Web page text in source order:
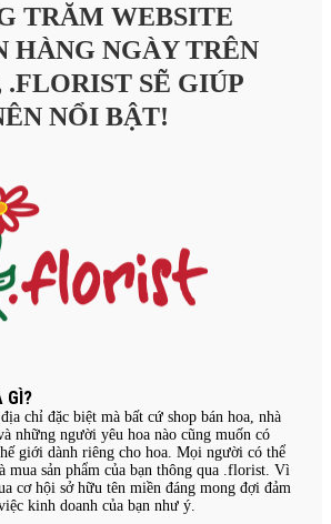
TRĂM WEBSITE
HÀNG NGÀY TRÊN
SẼ GIÚP
NỔI BẬT!
GÌ?
chỉ đặc biệt mà bất cứ shop bán hoa, nhà
những người yêu hoa nào cũng muốn có
giới dành riêng cho hoa. Mọi người có thể
mua sản phẩm của bạn thông qua .florist. Vì
cơ hội sở hữu tên miền đáng mong đợi đảm
kinh doanh của bạn như ý.